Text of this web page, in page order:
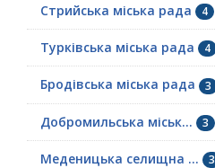
Стрийська міська рада 4
Турківська міська рада 4
Бродівська міська рада 3
Добромильська міськ... 3
Меденицька селищна ... 3